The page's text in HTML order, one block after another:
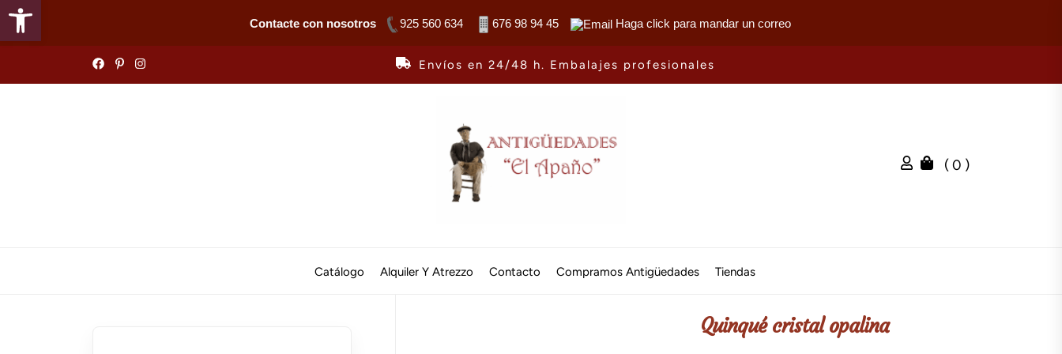
Abrir barra de herramientas
Contacte con nosotros 925 560 634 676 98 94 45 Haga click para mandar un correo
Envíos en 24/48 h. Embalajes profesionales
El
( 0 )
Catálogo Alquiler Y Atrezzo Contacto Compramos Antigüedades Tiendas
Quinqué cristal opalina